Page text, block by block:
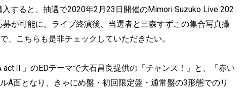
すると、抽選で2020年2月23日開催のMimori Suzuko Live 202
が可能に。ライブ終演後、当選者と三森すずこの集合写真撮
、こちらも是非チェックしていただきたい。
」のEDテーマで大石昌良提供の「チャンス！」と、「赤い
A面となり、きゃにめ盤・初回限定盤・通常盤の3形態でのリ